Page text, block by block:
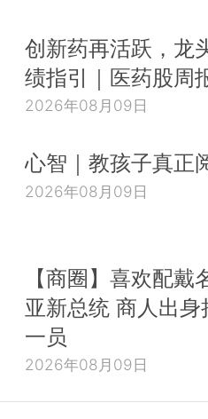
创新药再活跃，龙
绩指引｜医药股周
2026年08月09日
心智｜教孩子真正
2026年08月09日
【商圈】喜欢配戴
亚新总统 商人出身
一员
2026年08月09日